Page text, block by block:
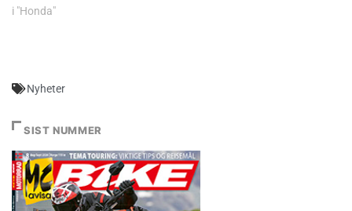
i "Honda"
Nyheter
SIST NUMMER